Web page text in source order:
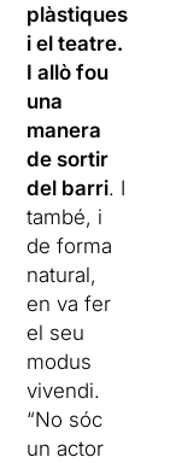
plàstiques
i el teatre.
I allò fou
una
manera
de sortir
del barri. I
també, i
de forma
natural,
en va fer
el seu
modus
vivendi.
“No sóc
un actor